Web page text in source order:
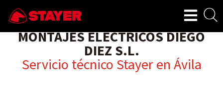
MONTAJES ELECTRICOS DIEGO
DIEZ S.L.
Servicio técnico Stayer en Ávila